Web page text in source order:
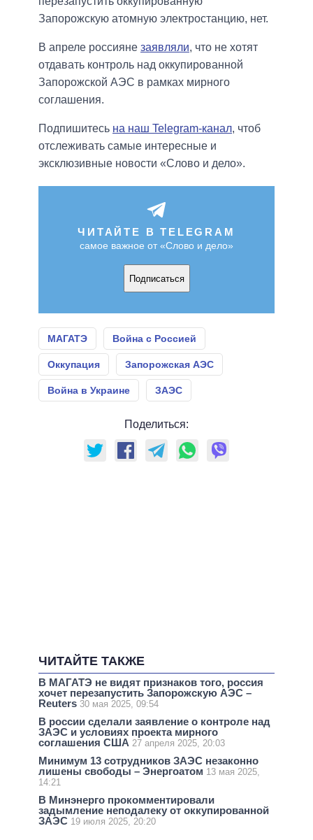
Запорожскую атомную электростанцию, нет.
В апреле россияне заявляли, что не хотят
отдавать контроль над оккупированной
Запорожской АЭС в рамках мирного
соглашения.
Подпишитесь на наш Telegram-канал, чтоб
отслеживать самые интересные и
эксклюзивные новости «Слово и дело».
ЧИТАЙТЕ В TELEGRAM
самое важное от «Слово и дело»
Подписаться
МАГАТЭ Война с Россией
Оккупация Запорожская АЭС
Война в Украине ЗАЭС
Поделиться:
ЧИТАЙТЕ ТАКЖЕ
В МАГАТЭ не видят признаков того, россия
хочет перезапустить Запорожскую АЭС –
Reuters 30 мая 2025, 09:54
В россии сделали заявление о контроле над
ЗАЭС и условиях проекта мирного
соглашения США 27 апреля 2025, 20:03
Минимум 13 сотрудников ЗАЭС незаконно
лишены свободы – Энергоатом 13 мая 2025,
14:21
В Минэнерго прокомментировали
задымление неподалеку от оккупированной
ЗАЭС 19 июля 2025, 20:20